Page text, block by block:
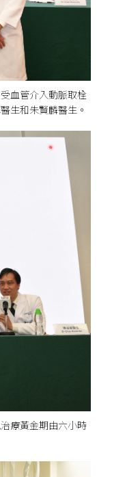
血管介入動脈取栓
生和朱賢麟醫生。
療黃金期由六小時